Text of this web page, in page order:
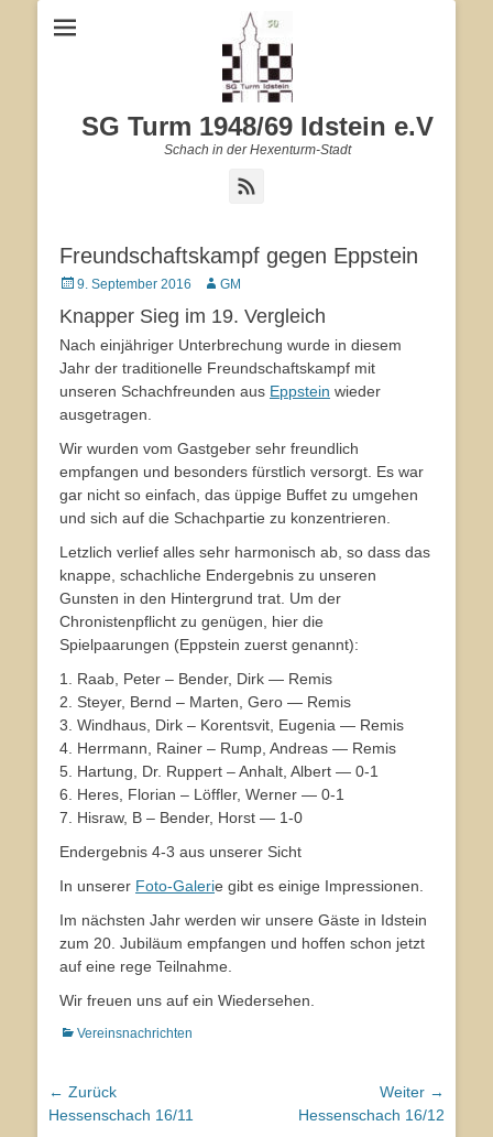
SG Turm 1948/69 Idstein e.V
Schach in der Hexenturm-Stadt
Freundschaftskampf gegen Eppstein
Veröffentlicht
9. September 2016 Autor
GM
Knapper Sieg im 19. Vergleich
Nach einjähriger Unterbrechung wurde in diesem
Jahr der traditionelle Freundschaftskampf mit
unseren Schachfreunden aus Eppstein wieder
ausgetragen.
Wir wurden vom Gastgeber sehr freundlich
empfangen und besonders fürstlich versorgt. Es war
gar nicht so einfach, das üppige Buffet zu umgehen
und sich auf die Schachpartie zu konzentrieren.
Letzlich verlief alles sehr harmonisch ab, so dass das
knappe, schachliche Endergebnis zu unseren
Gunsten in den Hintergrund trat. Um der
Chronistenpflicht zu genügen, hier die
Spielpaarungen (Eppstein zuerst genannt):
1. Raab, Peter – Bender, Dirk — Remis
2. Steyer, Bernd – Marten, Gero — Remis
3. Windhaus, Dirk – Korentsvit, Eugenia — Remis
4. Herrmann, Rainer – Rump, Andreas — Remis
5. Hartung, Dr. Ruppert – Anhalt, Albert — 0-1
6. Heres, Florian – Löffler, Werner — 0-1
7. Hisraw, B – Bender, Horst — 1-0
Endergebnis 4-3 aus unserer Sicht
In unserer Foto-Galerie gibt es einige Impressionen.
Im nächsten Jahr werden wir unsere Gäste in Idstein
zum 20. Jubiläum empfangen und hoffen schon jetzt
auf eine rege Teilnahme.
Wir freuen uns auf ein Wiedersehen.
Kategorien
Vereinsnachrichten
Beitragsnavigation
← Zurück
Vorhergehender
Hessenschach 16/11
Weiter →
NächsterHessenschach 16/12